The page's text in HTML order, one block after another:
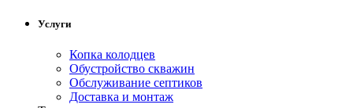
Услуги
Копка колодцев
Обустройство скважин
Обслуживание септиков
Доставка и монтаж